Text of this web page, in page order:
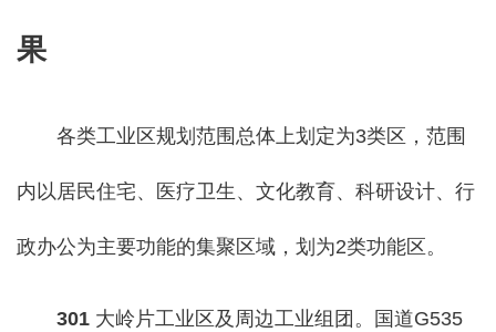
果
各类工业区规划范围总体上划定为3类区，范围
内以居民住宅、医疗卫生、文化教育、科研设计、行
政办公为主要功能的集聚区域，划为2类功能区。
301 大岭片工业区及周边工业组团。国道G535